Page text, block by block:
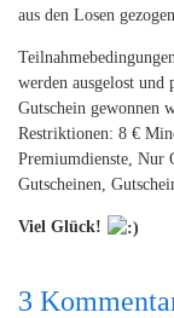
aus den Losen
werden ausgelost
Gutschein gewonnen
Restriktionen: 8 €
Premiumdienste, Nur
Gutscheinen,
Viel Glück!
3